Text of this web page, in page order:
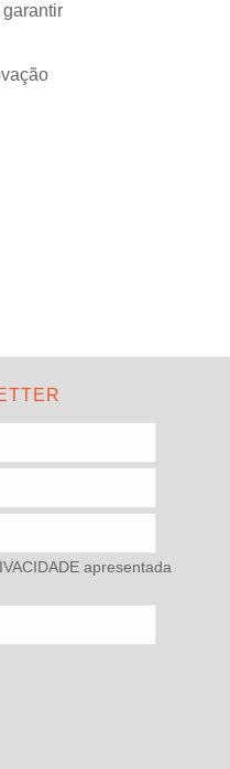
apresentada